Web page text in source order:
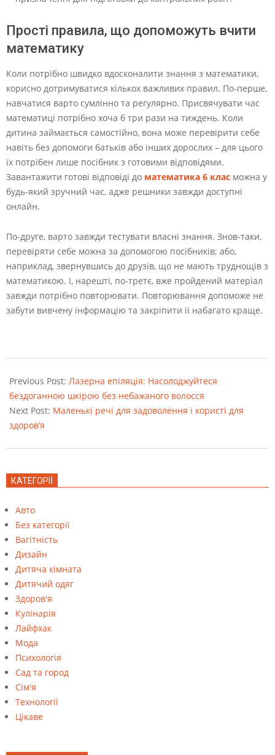
Прості правила, що допоможуть вчити
математику
Коли потрібно швидко вдосконалити знання з математики,
корисно дотримуватися кількох важливих правил. По-перше,
навчатися варто сумлінно та регулярно. Присвячувати час
математиці потрібно хоча б три рази на тиждень. Коли
дитина займається самостійно, вона може перевірити себе
навіть без допомоги батьків або інших дорослих – для цього
їх потрібен лише посібник з готовими відповідями.
Завантажити готові відповіді до математика 6 клас можна у
будь-який зручний час, адже решники завжди доступні
онлайн.
По-друге, варто завжди тестувати власні знання. Знов-таки,
перевіряти себе можна за допомогою посібників; або,
наприклад, звернувшись до друзів, що не мають труднощів з
математикою. І, нарешті, по-третє, вже пройдений матеріал
завжди потрібно повторювати. Повторювання допоможе не
забути вивчену інформацію та закріпити її набагато краще.
06-
17
Previous Post: Лазерна епіляція: Насолоджуйтеся
бездоганною шкірою без небажаного волосся
Next Post: Маленькі речі для задоволення і користі для
здоров’я
КАТЕГОРІЇ
Авто
Без категорії
Вагітність
Дизайн
Дитяча кімната
Дитячий одяг
Здоров'я
Кулінарія
Лайфхак
Мода
Психологія
Сад та город
Сім'я
Технології
Цікаве